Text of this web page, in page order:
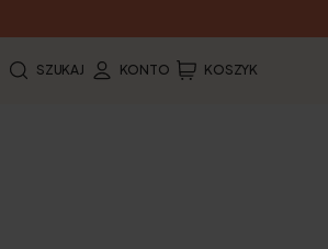
SZUKAJ KONTO KOSZYK